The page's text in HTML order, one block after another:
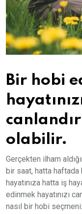
Bir hobi
olabilir.
Gerçekten ilham
bir saat, hatta haftada
hayatınıza hatta iş
edinmek hayatınızı
nasıl bir hobi